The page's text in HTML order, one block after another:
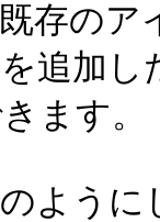
存の
追加
ます。
うに